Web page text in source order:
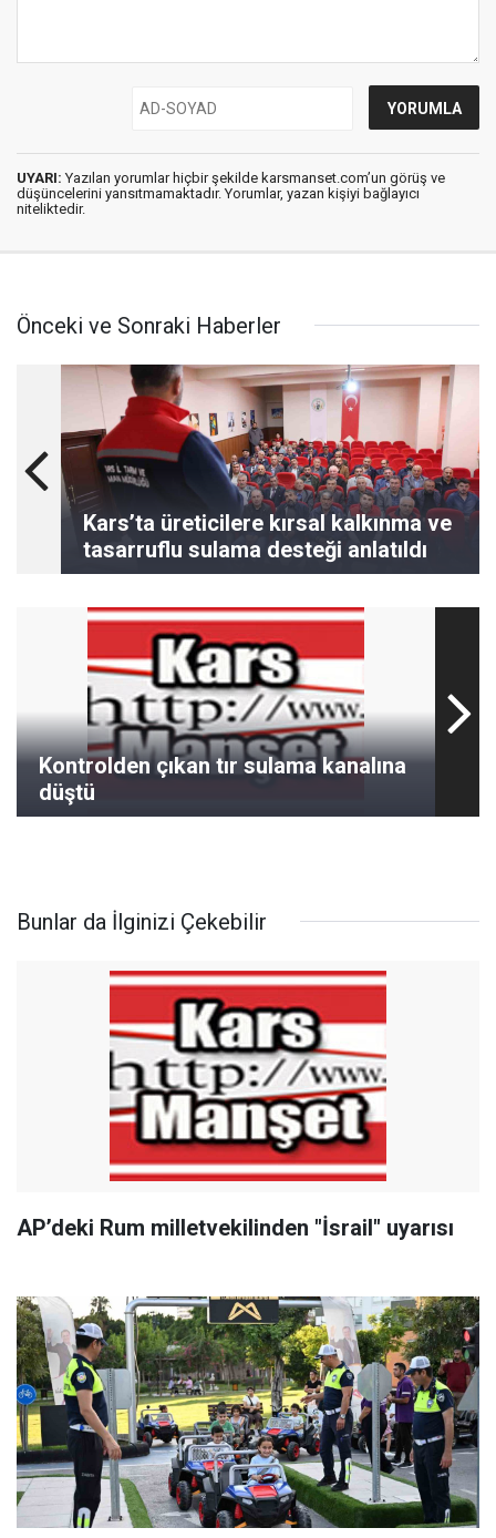
UYARI: Yazılan yorumlar hiçbir şekilde karsmanset.com’un görüş ve
düşüncelerini yansıtmamaktadır. Yorumlar, yazan kişiyi bağlayıcı
niteliktedir.
Önceki ve Sonraki Haberler
Kars’ta üreticilere kırsal kalkınma ve
tasarruflu sulama desteği anlatıldı
Kontrolden çıkan tır sulama kanalına
düştü
Bunlar da İlginizi Çekebilir
AP’deki Rum milletvekilinden "İsrail" uyarısı